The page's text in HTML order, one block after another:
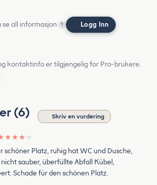
se all informasjon ? Logg Inn
kontaktinfo er tilgjengelig for Pro-brukere.
(6) Skriv en vurdering
★ ★ ★ ★
schöner Platz, ruhig hat WC und Dusche,
sauber, überfüllte Abfall Kübel,
Schade für den schönen Platz.